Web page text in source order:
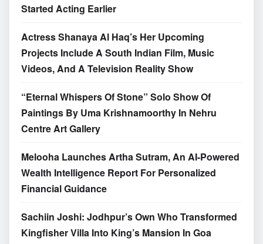
Started Acting Earlier
Actress Shanaya Al Haq’s Her Upcoming
Projects Include A South Indian Film, Music
Videos, And A Television Reality Show
“Eternal Whispers Of Stone” Solo Show Of
Paintings By Uma Krishnamoorthy In Nehru
Centre Art Gallery
Melooha Launches Artha Sutram, An AI-Powered
Wealth Intelligence Report For Personalized
Financial Guidance
Sachiin Joshi: Jodhpur’s Own Who Transformed
Kingfisher Villa Into King’s Mansion In Goa